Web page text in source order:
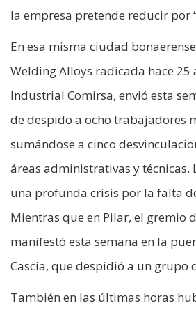
la empresa pretende reducir por
En esa misma ciudad
Welding Alloys radicada hace 25
Industrial Comirsa, envió esta
de despido a ocho trabajadores
sumándose a cinco
áreas administrativas y técnicas.
una profunda crisis por la falta
Mientras que en Pilar, el gremio
manifestó esta semana en la
Cascia, que despidió a un grupo
También en las últimas horas